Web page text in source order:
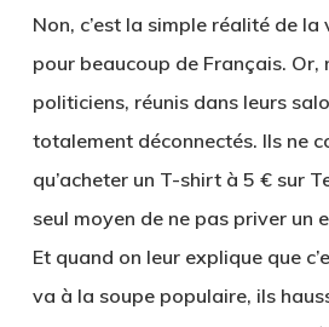
Non, c’est la simple réalité de
pour beaucoup de Français. Or,
politiciens, réunis dans leurs
totalement déconnectés. Ils ne
qu’acheter un T-shirt à 5 € sur
seul moyen de ne pas priver un
Et quand on leur explique que
va à la soupe populaire, ils